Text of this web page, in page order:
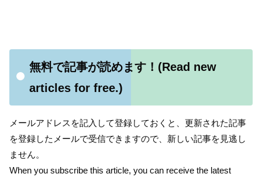
無料で記事が読めます！(Read new
articles for free.)
メールアドレスを記入して登録しておくと、更新された記事
を登録したメールで受信できますので、新しい記事を見逃し
ません。
When you subscribe this article, you can receive the latest